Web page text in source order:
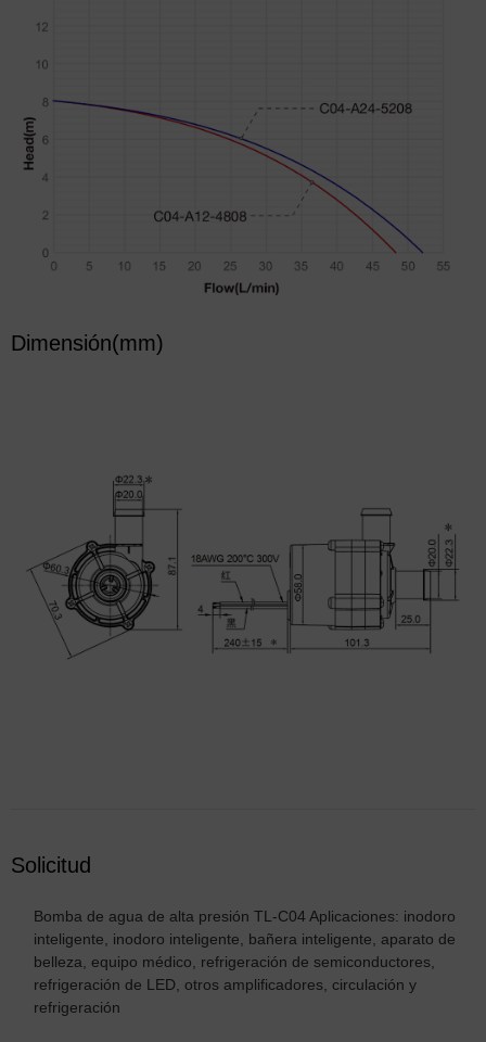
Dimensión(mm)
Solicitud
Bomba de agua de alta presión TL-C04 Aplicaciones: inodoro
inteligente, inodoro inteligente, bañera inteligente, aparato de
belleza, equipo médico, refrigeración de semiconductores,
refrigeración de LED, otros amplificadores, circulación y
refrigeración